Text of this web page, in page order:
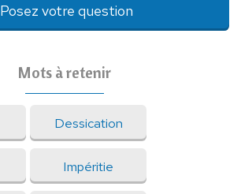
Posez votre question
Mots à retenir
Dessication
Impéritie